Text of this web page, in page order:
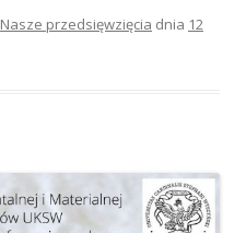
Nasze przedsięwzięcia dnia 12